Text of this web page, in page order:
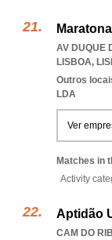
AV DUQUE
LISBOA,
Outros
LDA
Ver
Matches in
Activity
Aptidão
CAM DO